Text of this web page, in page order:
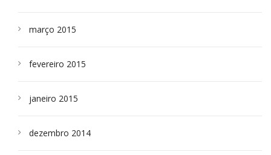
março 2015
fevereiro 2015
janeiro 2015
dezembro 2014